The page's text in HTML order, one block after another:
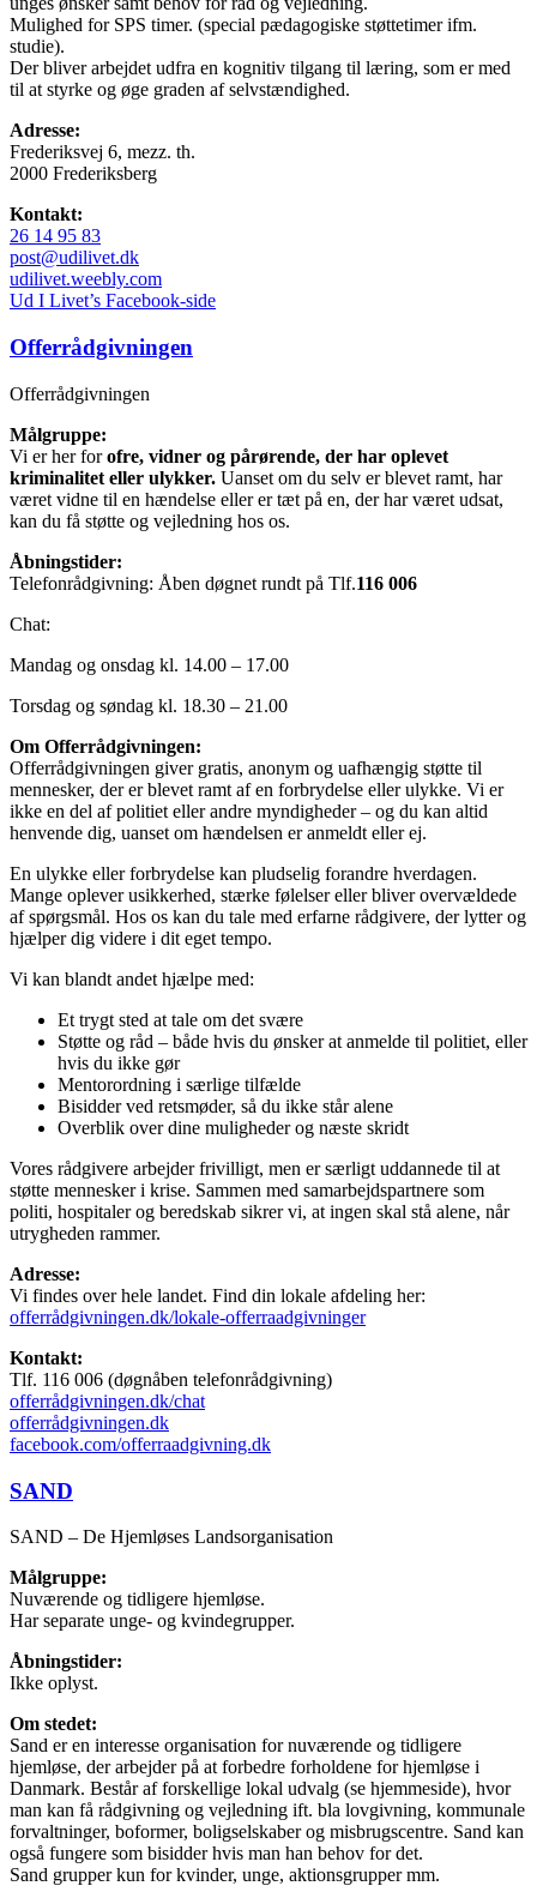
Mulighed for SPS timer. (special pædagogiske støttetimer ifm.
studie).
Der bliver arbejdet udfra en kognitiv tilgang til læring, som er med
til at styrke og øge graden af selvstændighed.
Adresse:
Frederiksvej 6, mezz. th.
2000 Frederiksberg
Kontakt:
26 14 95 83
post@udilivet.dk
udilivet.weebly.com
Ud I Livet’s Facebook-side
Offerrådgivningen
Offerrådgivningen
Målgruppe:
Vi er her forofre, vidner og pårørende, der har oplevet
kriminalitet eller ulykker. Uanset om du selv er blevet ramt, har
været vidne til en hændelse eller er tæt på en, der har været udsat,
kan du få støtte og vejledning hos os.
Åbningstider:
Telefonrådgivning: Åben døgnet rundt på Tlf.116 006
Chat:
Mandag og onsdag kl. 14.00 – 17.00
Torsdag og søndag kl. 18.30 – 21.00
Om Offerrådgivningen:
Offerrådgivningen giver gratis, anonym og uafhængig støtte til
mennesker, der er blevet ramt af en forbrydelse eller ulykke. Vi er
ikke en del af politiet eller andre myndigheder – og du kan altid
henvende dig, uanset om hændelsen er anmeldt eller ej.
En ulykke eller forbrydelse kan pludselig forandre hverdagen.
Mange oplever usikkerhed, stærke følelser eller bliver overvældede
af spørgsmål. Hos os kan du tale med erfarne rådgivere, der lytter og
hjælper dig videre i dit eget tempo.
Vi kan blandt andet hjælpe med:
Et trygt sted at tale om det svære
Støtte og råd – både hvis du ønsker at anmelde til politiet, eller
hvis du ikke gør
Mentorordning i særlige tilfælde
Bisidder ved retsmøder, så du ikke står alene
Overblik over dine muligheder og næste skridt
Vores rådgivere arbejder frivilligt, men er særligt uddannede til at
støtte mennesker i krise. Sammen med samarbejdspartnere som
politi, hospitaler og beredskab sikrer vi, at ingen skal stå alene, når
utrygheden rammer.
Adresse:
Vi findes over hele landet. Find din lokale afdeling her:
offerrådgivningen.dk/lokale-offerraadgivninger
Kontakt:
Tlf. 116 006 (døgnåben telefonrådgivning)
offerrådgivningen.dk/chat
offerrådgivningen.dk
facebook.com/offerraadgivning.dk
SAND
SAND – De Hjemløses Landsorganisation
Målgruppe:
Nuværende og tidligere hjemløse.
Har separate unge- og kvindegrupper.
Åbningstider:
Ikke oplyst.
Om stedet:
Sand er en interesse organisation for nuværende og tidligere
hjemløse, der arbejder på at forbedre forholdene for hjemløse i
Danmark. Består af forskellige lokal udvalg (se hjemmeside), hvor
man kan få rådgivning og vejledning ift. bla lovgivning, kommunale
forvaltninger, boformer, boligselskaber og misbrugscentre. Sand kan
også fungere som bisidder hvis man han behov for det.
Sand grupper kun for kvinder, unge, aktionsgrupper mm.